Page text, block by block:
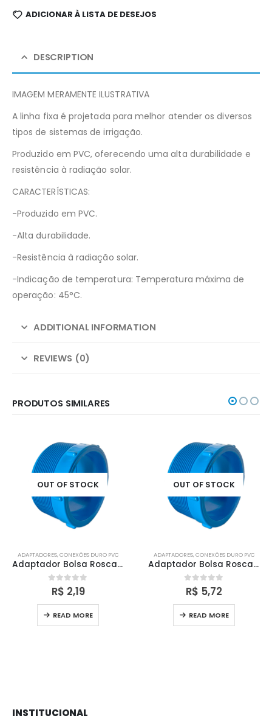
ADICIONAR À LISTA DE DESEJOS
DESCRIPTION
IMAGEM MERAMENTE ILUSTRATIVA
A linha fixa é projetada para melhor atender os diversos
tipos de sistemas de irrigação.
Produzido em PVC, oferecendo uma alta durabilidade e
resistência à radiação solar.
CARACTERÍSTICAS:
-Produzido em PVC.
-Alta durabilidade.
-Resistência à radiação solar.
-Indicação de temperatura: Temperatura máxima de
operação: 45°C.
ADDITIONAL INFORMATION
REVIEWS (0)
PRODUTOS SIMILARES
OUT OF STOCK
ADAPTADORES,CONEXÕES DURO PVC
Adaptador Bolsa Rosca Macho – 50×2″
0out of 5
R$ 2,19
READ MORE
OUT OF STOCK
ADAPTADORES,CONEXÕES DURO PVC
Adaptador Bolsa Rosca Macho – 75×3″
0out of 5
R$ 5,72
READ MORE
INSTITUCIONAL